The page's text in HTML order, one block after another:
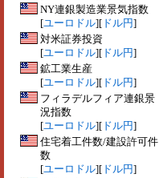
NY連銀製造業景気指数
[ユーロドル][ ドル円]
対米証券投資
[ユーロドル][ ドル円]
鉱工業生産
[ユーロドル][ ドル円]
フィラデルフィア連銀景
況指数
[ユーロドル][ ドル円]
住宅着工件数/建設許可件
数
[ユーロドル][ ドル円]